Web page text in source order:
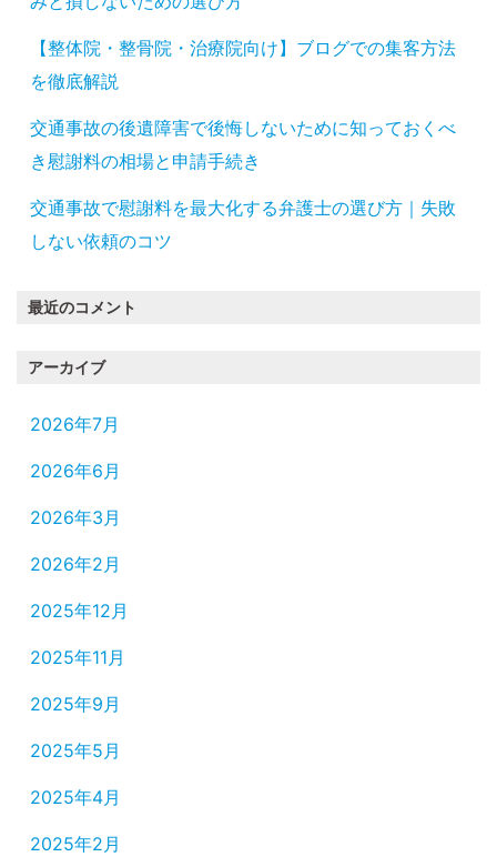
【整体院・整骨院・治療院向け】ブログでの集客方法
を徹底解説
交通事故の後遺障害で後悔しないために知っておくべ
き慰謝料の相場と申請手続き
交通事故で慰謝料を最大化する弁護士の選び方｜失敗
しない依頼のコツ
最近のコメント
アーカイブ
2026年7月
2026年6月
2026年3月
2026年2月
2025年12月
2025年11月
2025年9月
2025年5月
2025年4月
2025年2月